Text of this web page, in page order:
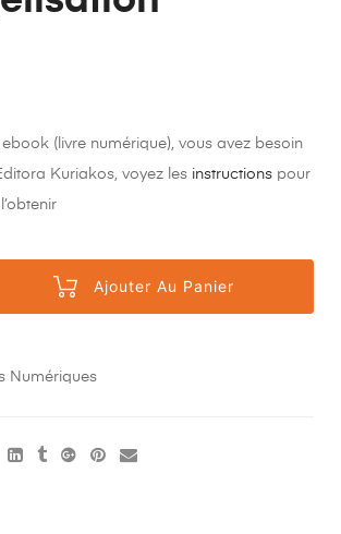
(livre numérique), vous avez besoin
Kuriakos, voyez les instructions pour
Ajouter Au Panier
Numériques